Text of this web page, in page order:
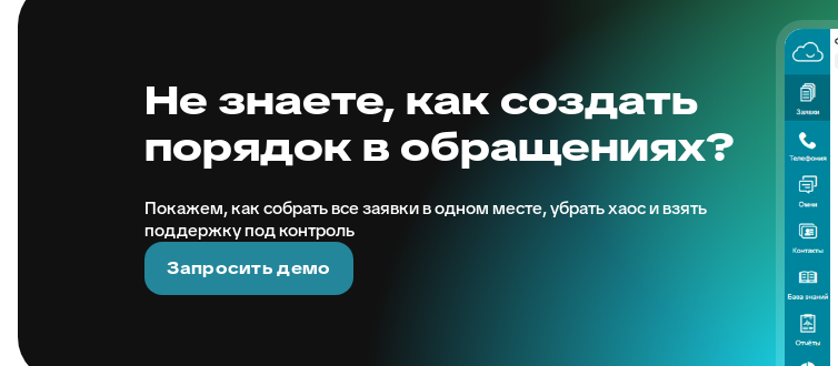
Не знаете, как создать
порядок в обращениях?
Покажем, как собрать все заявки в одном месте, убрать хаос и взять
поддержку под контроль
Запросить демо